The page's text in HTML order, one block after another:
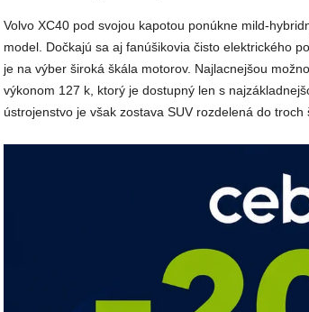
Volvo XC40 pod svojou kapotou ponúkne mild-
model. Dočkajú sa aj fanúšikovia čisto elektrického
je na výber široká škála motorov. Najlacnejšou
výkonom 127 k, ktorý je dostupný len s
ústrojenstvo je však zostava SUV rozdelená do